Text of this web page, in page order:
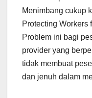
Menimbang cukup
Protecting Workers
Problem ini bagi
provider yang
tidak membuat
dan jenuh dalam